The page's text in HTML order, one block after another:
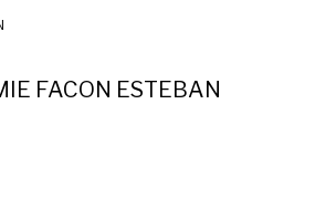
FACON ESTEBAN